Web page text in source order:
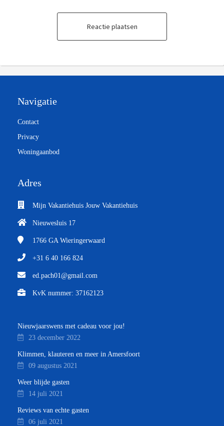
Reactie plaatsen
Navigatie
Contact
Privacy
Woningaanbod
Adres
Mijn Vakantiehuis Jouw Vakantiehuis
Nieuwesluis 17
1766 GA Wieringerwaard
+31 6 40 166 824
ed.pach01@gmail.com
KvK nummer: 37162123
Nieuwjaarswens met cadeau voor jou!
23 december 2022
Klimmen, klauteren en meer in Amersfoort
09 augustus 2021
Weer blijde gasten
14 juli 2021
Reviews van echte gasten
06 juli 2021